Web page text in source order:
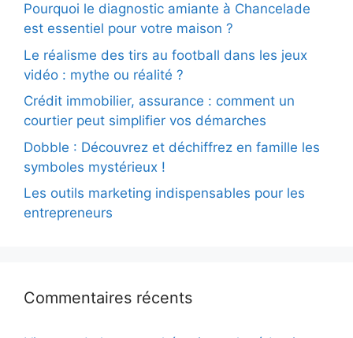
Pourquoi le diagnostic amiante à Chancelade
est essentiel pour votre maison ?
Le réalisme des tirs au football dans les jeux
vidéo : mythe ou réalité ?
Crédit immobilier, assurance : comment un
courtier peut simplifier vos démarches
Dobble : Découvrez et déchiffrez en famille les
symboles mystérieux !
Les outils marketing indispensables pour les
entrepreneurs
Commentaires récents